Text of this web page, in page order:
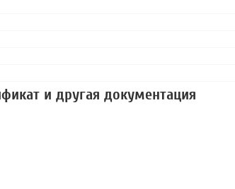
и другая документация